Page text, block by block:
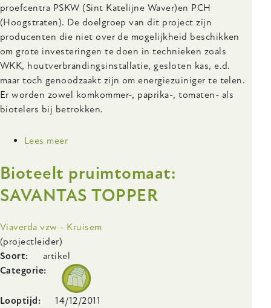
proefcentra PSKW (Sint Katelijne Waver)en PCH
(Hoogstraten). De doelgroep van dit project zijn
producenten die niet over de mogelijkheid beschikken
om grote investeringen te doen in technieken zoals
WKK, houtverbrandingsinstallatie, gesloten kas, e.d.
maar toch genoodzaakt zijn om energiezuiniger te telen.
Er worden zowel komkommer-, paprika-, tomaten- als
biotelers bij betrokken.
Lees meer
energiebesparing
in
vruchtgroenten:
en
van
energiebesparende
maatregelen.
Bioteelt pruimtomaat:
SAVANTAS TOPPER
Onderzoeksinstelling
Viaverda vzw - Kruisem
(projectleider)
Soort
artikel
Categorie
Looptijd
14/12/2011